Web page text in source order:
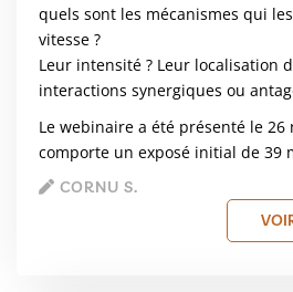
quels sont les mécanismes qui
vitesse ?
Leur intensité ? Leur localisation
interactions synergiques ou
Le webinaire a été présenté le 26
comporte un exposé initial de 39
CORNU S.